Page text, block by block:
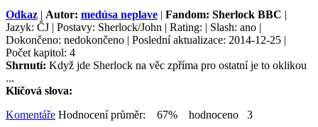
Odkaz | Autor: medúsa neplave | Fandom: Sherlock BBC |
Jazyk: ČJ | Postavy: Sherlock/John | Rating: | Slash: ano |
Dokončeno: nedokončeno | Poslední aktualizace: 2014-12-25 |
Počet kapitol: 4
Shrnutí: Když jde Sherlock na věc zpříma pro ostatní je to oklikou
...
Klíčová slova:
Komentáře Hodnocení průměr: 67% hodnoceno 3